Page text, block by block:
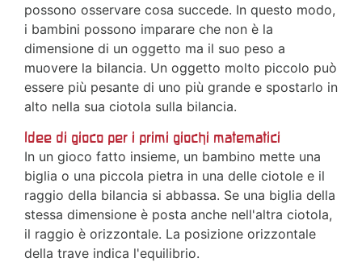
possono osservare cosa succede. In questo modo,
i bambini possono imparare che non è la
dimensione di un oggetto ma il suo peso a
muovere la bilancia. Un oggetto molto piccolo può
essere più pesante di uno più grande e spostarlo in
alto nella sua ciotola sulla bilancia.
Idee di gioco per i primi giochi matematici
In un gioco fatto insieme, un bambino mette una
biglia o una piccola pietra in una delle ciotole e il
raggio della bilancia si abbassa. Se una biglia della
stessa dimensione è posta anche nell'altra ciotola,
il raggio è orizzontale. La posizione orizzontale
della trave indica l'equilibrio.